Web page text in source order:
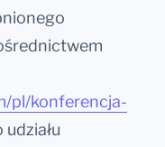
pl/konferencja-